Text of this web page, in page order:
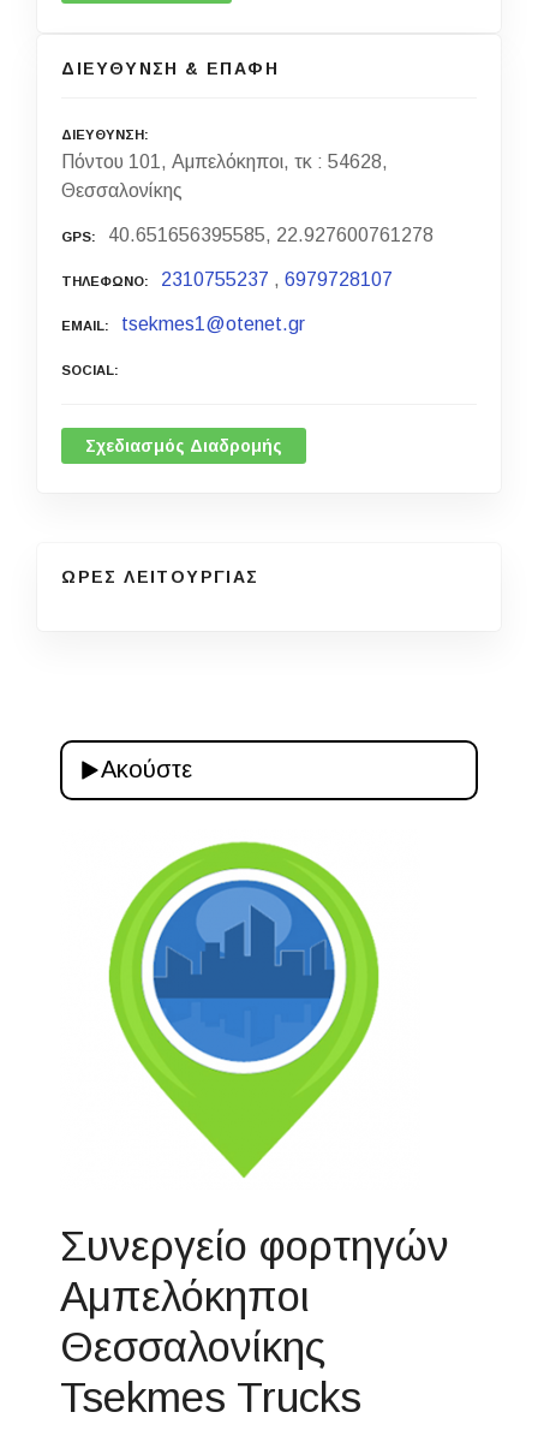
ΔΙΕΥΘΥΝΣΗ & ΕΠΑΦΗ
ΔΙΕΥΘΥΝΣΗ
Πόντου 101, Αμπελόκηποι, τκ : 54628,
Θεσσαλονίκης
GPS 40.651656395585, 22.927600761278
ΤΗΛΕΦΩΝΟ 2310755237 ,6979728107
EMAIL tsekmes1@otenet.gr
SOCIAL
Σχεδιασμός Διαδρομής
ΩΡΕΣ ΛΕΙΤΟΥΡΓΙΑΣ
Ακούστε
Συνεργείο φορτηγών
Αμπελόκηποι
Θεσσαλονίκης
Tsekmes Trucks